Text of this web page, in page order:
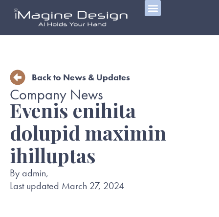
Back to News & Updates
Company News
Evenis enihita
dolupid maximin
ihilluptas
By admin,
Last updated March 27, 2024